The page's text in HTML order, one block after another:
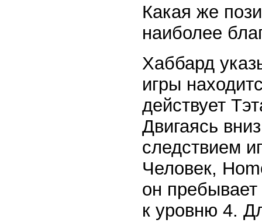
Какая же
наиболее
Хаббард
игры
действует
Двигаясь
следствием
Человек,
он
к уровню 4.